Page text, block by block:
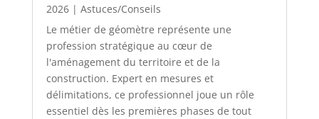
2026| Astuces/Conseils
Le métier de géomètre représente une
profession stratégique au cœur de
l'aménagement du territoire et de la
construction. Expert en mesures et
délimitations, ce professionnel joue un rôle
essentiel dès les premières phases de tout